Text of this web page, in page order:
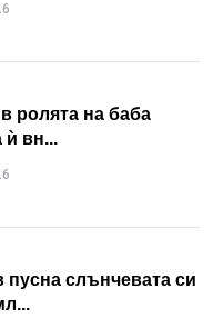
ролята на баба
ѝ вн...
пусна слънчевата си